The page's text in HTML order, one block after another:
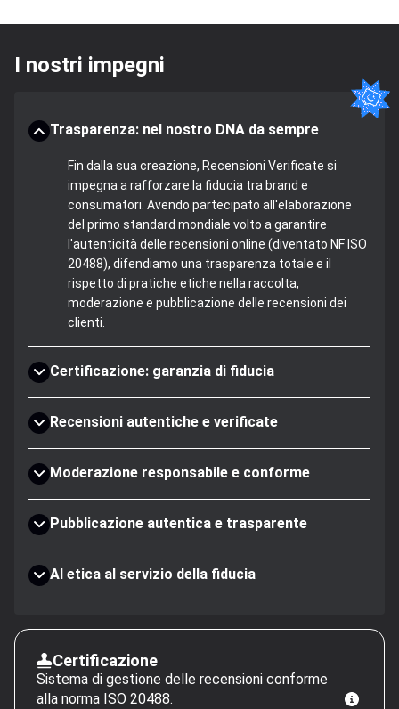
I nostri impegni
Trasparenza: nel nostro DNA da sempre
Fin dalla sua creazione, Recensioni Verificate si
impegna a rafforzare la fiducia tra brand e
consumatori. Avendo partecipato all'elaborazione
del primo standard mondiale volto a garantire
l'autenticità delle recensioni online (diventato NF ISO
20488), difendiamo una trasparenza totale e il
rispetto di pratiche etiche nella raccolta,
moderazione e pubblicazione delle recensioni dei
clienti.
Certificazione: garanzia di fiducia
Recensioni autentiche e verificate
Moderazione responsabile e conforme
Pubblicazione autentica e trasparente
AI etica al servizio della fiducia
Certificazione
Sistema di gestione delle recensioni conforme
alla norma ISO 20488.